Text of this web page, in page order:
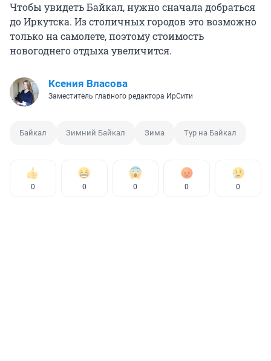
Чтобы увидеть Байкал, нужно сначала добраться
до Иркутска. Из столичных городов это возможно
только на самолете, поэтому стоимость
новогоднего отдыха увеличится.
Ксения Власова
Заместитель главного редактора ИрСити
Байкал Зимний Байкал Зима Тур на Байкал
0 0 0 0 0